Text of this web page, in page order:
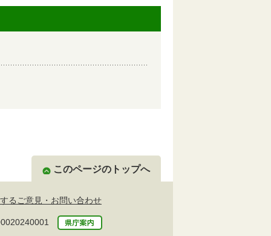
このページのトップへ
るご意見・お問い合わせ